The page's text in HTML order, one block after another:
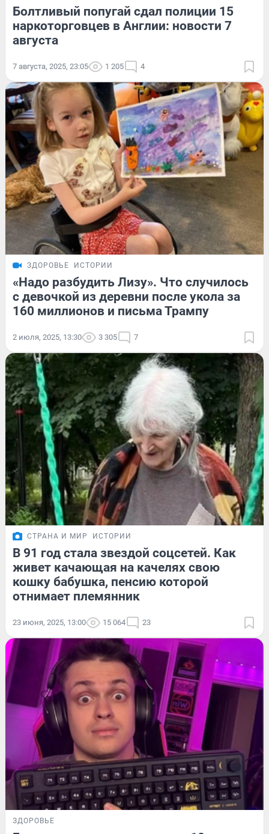
Болтливый попугай сдал полиции 15
наркоторговцев в Англии: новости 7
августа
7 августа, 2025, 23:05 1 205 4
ЗДОРОВЬЕ ИСТОРИИ
«Надо разбудить Лизу». Что случилось
с девочкой из деревни после укола за
160 миллионов и письма Трампу
2 июля, 2025, 13:30 3 305 7
СТРАНА И МИР ИСТОРИИ
В 91 год стала звездой соцсетей. Как
живет качающая на качелях свою
кошку бабушка, пенсию которой
отнимает племянник
23 июня, 2025, 13:00 15 064 23
ЗДОРОВЬЕ